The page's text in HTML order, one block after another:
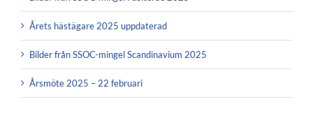
Årets hästägare 2025 uppdaterad
Bilder från SSOC-mingel Scandinavium 2025
Årsmöte 2025 – 22 februari